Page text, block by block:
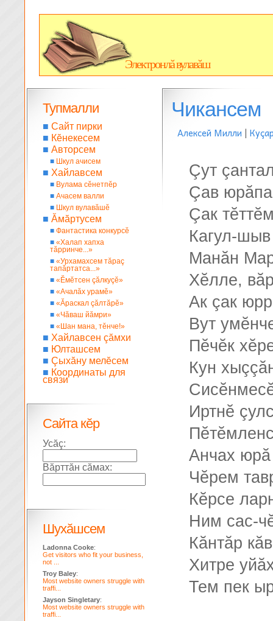
Электронлă вулавăш
Чикансем
Алексей Милли |
Çут
Çав
Çак
Кагул-
Манăн
Хĕлле,
Ак çак
Вут
Пĕчĕк
Кун
Иртнĕ
Анчах
Чĕрем
Кĕрсе
Ним сас-
Кăнтăр
Хитре
Тем пек
Тупмалли
■ Сайт пирки
■ Кĕнекесем
■ Авторсем
■ Шкул ачисем
■ Хайлавсем
■ Вулама сĕнетпĕр
■ Ачасем валли
■ Шкул вулавăшĕ
■ Ăмăртусем
■ Фантастика конкурсĕ
■ «Халап хапха
тăрринче...»
■ «Урхамахсем тăраç
тапăртатса...»
■ «Ĕмĕтсен çăлкуçĕ»
■ «Ачалăх урамĕ»
■ «Ăраскал çăлтăрĕ»
■ «Чăваш йăмри»
■ «Шан мана, тĕнче!»
■ Хайлавсен çăмхи
■ Юлташсем
■ Çыхăну мелĕсем
■ Координаты для
связи
Сайта кĕр
Усăç:
Вăрттăн сăмах:
Шухăшсем
Ladonna Cooke:
Get visitors who fit your business,
not ...
Troy Baley:
Most website owners struggle with
traffi...
Jayson Singletary:
Most website owners struggle with
traffi...